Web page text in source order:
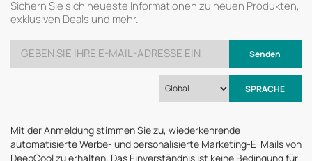
Sichern Sie sich neueste Informationen zu neuen Produkten,
exklusiven Deals und mehr.
Senden
SPRACHE
Mit der Anmeldung stimmen Sie zu, wiederkehrende
automatisierte Werbe- und personalisierte Marketing-E-Mails von
DeepCool zu erhalten. Das Einverständnis ist keine Bedingung für